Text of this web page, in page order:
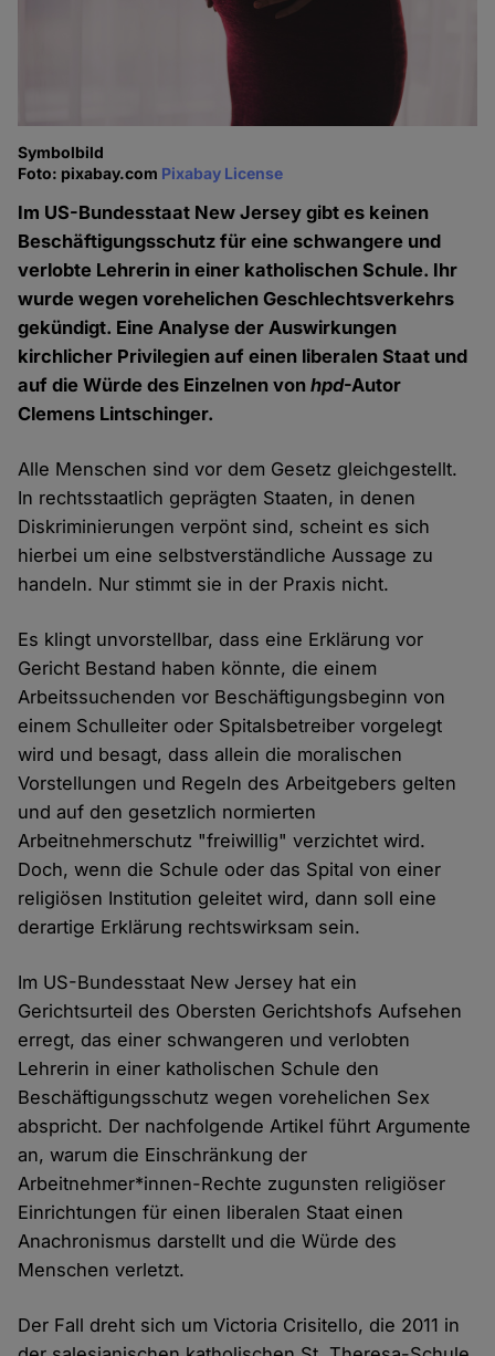
Symbolbild
Foto: pixabay.com Pixabay License
Im US-Bundesstaat New Jersey gibt es keinen
Beschäftigungsschutz für eine schwangere und
verlobte Lehrerin in einer katholischen Schule. Ihr
wurde wegen vorehelichen Geschlechtsverkehrs
gekündigt. Eine Analyse der Auswirkungen
kirchlicher Privilegien auf einen liberalen Staat und
auf die Würde des Einzelnen vonhpd-Autor
Clemens Lintschinger.
Alle Menschen sind vor dem Gesetz gleichgestellt.
In rechtsstaatlich geprägten Staaten, in denen
Diskriminierungen verpönt sind, scheint es sich
hierbei um eine selbstverständliche Aussage zu
handeln. Nur stimmt sie in der Praxis nicht.
Es klingt unvorstellbar, dass eine Erklärung vor
Gericht Bestand haben könnte, die einem
Arbeitssuchenden vor Beschäftigungsbeginn von
einem Schulleiter oder Spitalsbetreiber vorgelegt
wird und besagt, dass allein die moralischen
Vorstellungen und Regeln des Arbeitgebers gelten
und auf den gesetzlich normierten
Arbeitnehmerschutz "freiwillig" verzichtet wird.
Doch, wenn die Schule oder das Spital von einer
religiösen Institution geleitet wird, dann soll eine
derartige Erklärung rechtswirksam sein.
Im US-Bundesstaat New Jersey hat ein
Gerichtsurteil des Obersten Gerichtshofs Aufsehen
erregt, das einer schwangeren und verlobten
Lehrerin in einer katholischen Schule den
Beschäftigungsschutz wegen vorehelichen Sex
abspricht. Der nachfolgende Artikel führt Argumente
an, warum die Einschränkung der
Arbeitnehmer*innen-Rechte zugunsten religiöser
Einrichtungen für einen liberalen Staat einen
Anachronismus darstellt und die Würde des
Menschen verletzt.
Der Fall dreht sich um Victoria Crisitello, die 2011 in